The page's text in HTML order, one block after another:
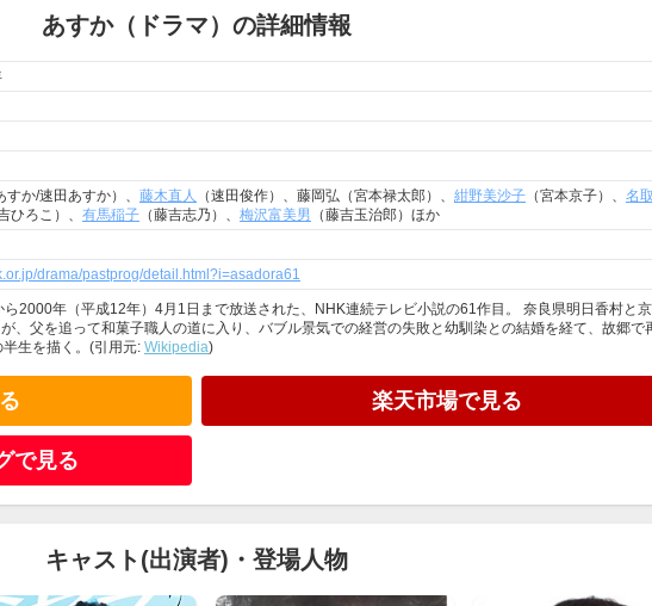
あすか（ドラマ）の詳細情報
すか/速田あすか）、 藤木直人 （速田俊作）、藤岡弘（宮本禄太郎）、 紺野美沙子 （宮本京子）、 名
ひろこ）、 有馬稲子 （藤吉志乃）、 梅沢富美男 （藤吉玉治郎）ほか
drama/pastprog/detail.html?i=asadora61
2000年（平成12年）4月1日まで放送された、NHK連続テレビ小説の61作目。 奈良県明日香村と
、父を追って和菓子職人の道に入り、バブル景気での経営の失敗と幼馴染との結婚を経て、故郷で
生を描く。(引用元: Wikipedia)
楽天市場で見る
で見る
キャスト(出演者)・登場人物